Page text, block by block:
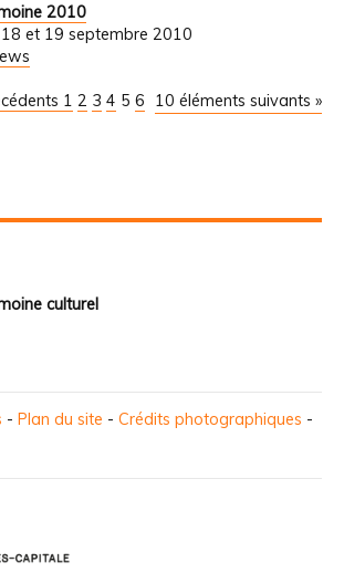
2010
et 19 septembre 2010
10 éléments suivants »
1 2 3 4 5 6
culturel
- Plan du site - Crédits photographiques -